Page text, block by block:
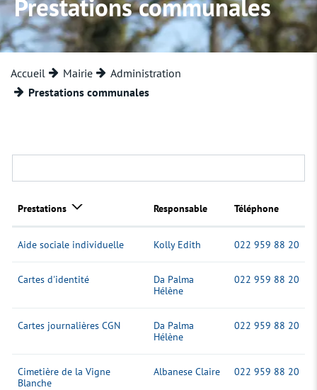
Prestations communales
Accueil Mairie
Administration
Prestations communales
Prestations Responsable Téléphone
Aide sociale individuelle Kolly Edith 022 959 88 20
Cartes d'identité
Da Palma
Hélène
022 959 88 20
Cartes journalières CGN
Da Palma
Hélène
022 959 88 20
Cimetière de la Vigne
Blanche
Albanese Claire 022 959 88 20